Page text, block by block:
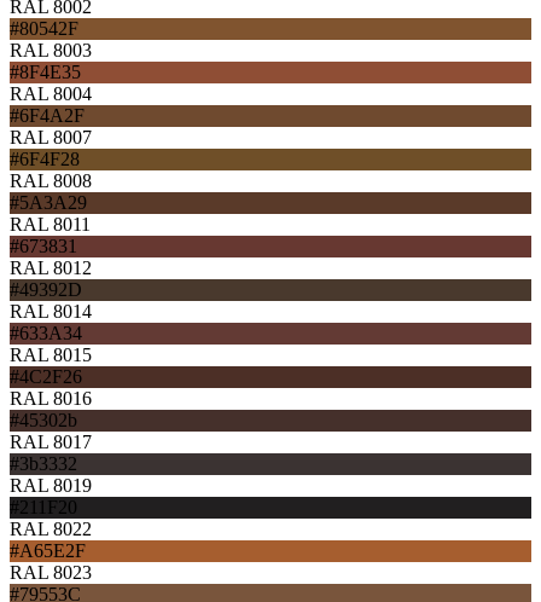
RAL 8002
#80542F
RAL 8003
#8F4E35
RAL 8004
#6F4A2F
RAL 8007
#6F4F28
RAL 8008
#5A3A29
RAL 8011
#673831
RAL 8012
#49392D
RAL 8014
#633A34
RAL 8015
#4C2F26
RAL 8016
#45302b
RAL 8017
#3b3332
RAL 8019
#211F20
RAL 8022
#A65E2F
RAL 8023
#79553C